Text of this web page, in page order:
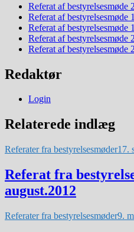
Referat af bestyrelsesmøde
Referat af bestyrelsesmøde
Referat af bestyrelsesmøde
Referat af bestyrelsesmøde
Referat af bestyrelsesmøde
Redaktør
Login
Relaterede indlæg
Referater fra bestyrelsesmøder17.
Referat fra
august.2012
Referater fra bestyrelsesmøder9.